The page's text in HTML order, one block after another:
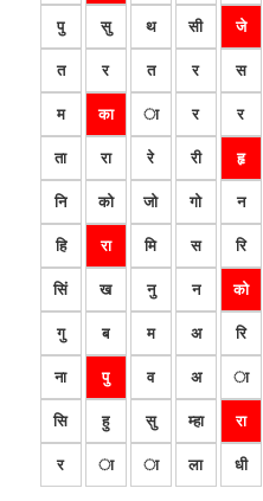
पु सु थ सी जे
त र त र स
म का ा र र
ता रा रे री हृ
नि को जो गो न
हि रा मि स रि
सिं ख नु न को
गु ब म अ रि
ना पु व अ ा
सि हु सु म्हा रा
र ा ा ला धी